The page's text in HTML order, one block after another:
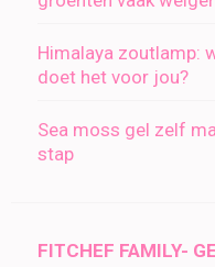
Himalaya zoutlamp:
doet het voor jou?
Sea moss gel zelf
stap
FITCHEF FAMILY-